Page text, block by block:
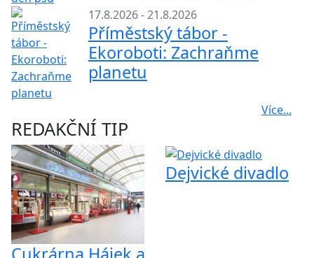
17.8.2026 - 21.8.2026
Příměstský tábor -
Ekoroboti: Zachraňme
planetu
Více...
REDAKČNÍ TIP
Dejvické divadlo